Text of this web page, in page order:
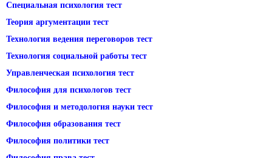
Специальная психология тест
Теория аргументации тест
Технология ведения переговоров тест
Технология социальной работы тест
Управленческая психология тест
Философия для психологов тест
Философия и методология науки тест
Философия образования тест
Философия политики тест